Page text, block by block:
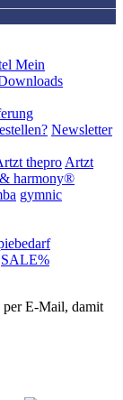
Mein
Newsletter
thepro Artzt
harmony®
gymnic
SALE%
per E-Mail, damit